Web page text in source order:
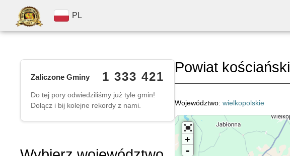
PL
Zaliczone Gminy 1 333 421
Do tej pory odwiedziliśmy już tyle gmin!
Dołącz i bij kolejne rekordy z nami.
Powiat kościański
Województwo: wielkopolskie
+
-